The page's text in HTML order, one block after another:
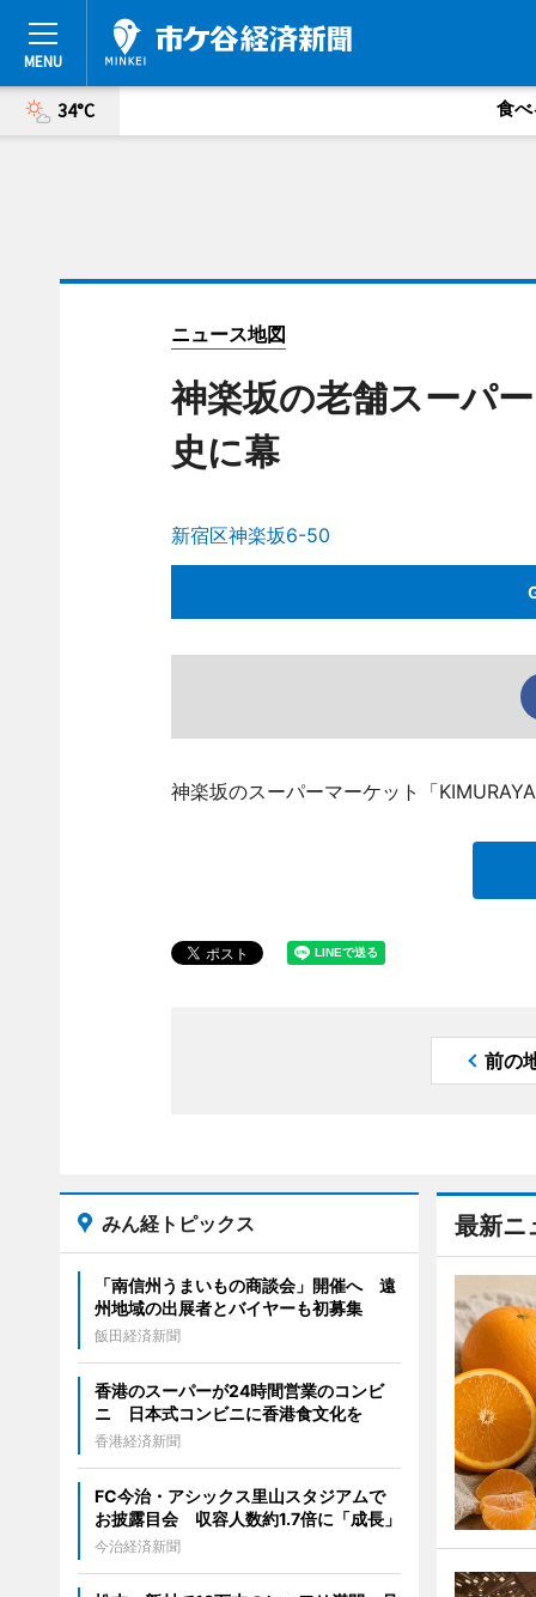
34°C 食べ
ニュース地図
神楽坂の老舗スーパ
史に幕
新宿区神楽坂6-50
神楽坂のスーパーマーケット「
前の
最新ニ
みん経トピックス
「南信州うまいもの商談会」開催へ 遠
州地域の出展者とバイヤーも初募集
飯田経済新聞
香港のスーパーが24時間営業のコンビ
ニ 日本式コンビニに香港食文化を
香港経済新聞
FC今治・アシックス里山スタジアムで
お披露目会 収容人数約1.7倍に「成長」
今治経済新聞